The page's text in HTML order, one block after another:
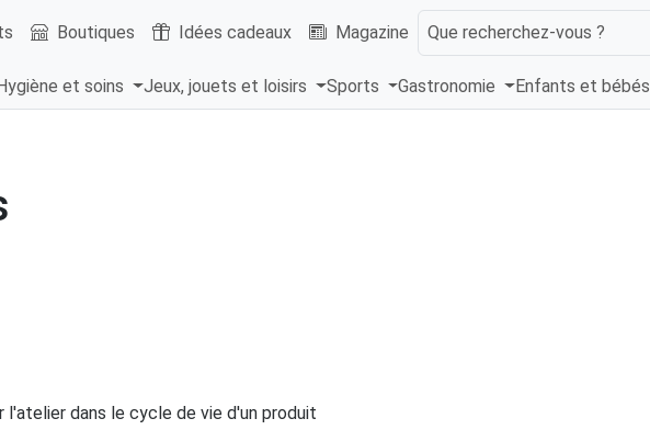
Boutiques Idées cadeaux Magazine Que recherchez-vous ?
Hygiène et soins Jeux, jouets et loisirs Sports Gastronomie Enfants et bébés
dans le cycle de vie d'un produit